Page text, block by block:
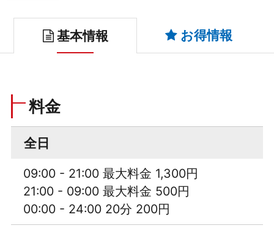
基本情報 お得情報
料金
全日
09:00 - 21:00 最大料金 1,300円
21:00 - 09:00 最大料金 500円
00:00 - 24:00 20分 200円